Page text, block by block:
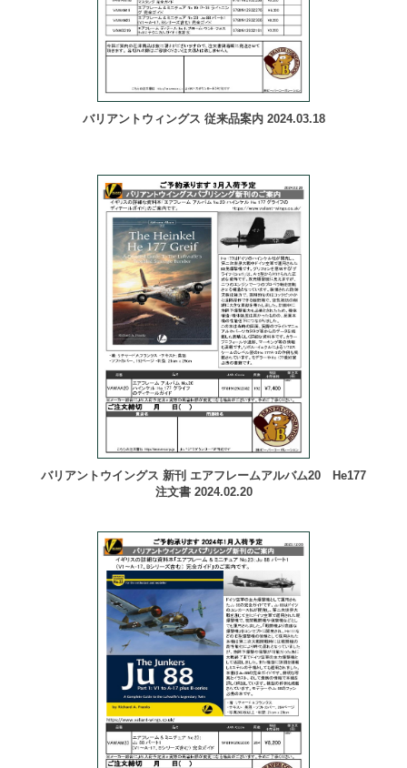
バリアントウィングス 従来品案内 2024.03.18
バリアントウイングス 新刊 エアフレームアルバム20 He177
注文書 2024.02.20